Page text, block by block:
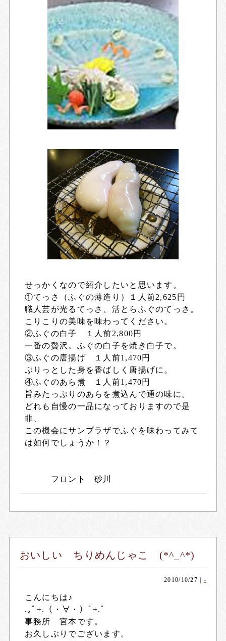
せっかくなので紹介したいと思います。
①てっさ（ふぐの薄造り）１人前2,625円
職人芸が光るてっさ、活とらふぐのてっさ。
こりこりの美味を味わってください。
②ふぐの白子 １人前2,800円
一番の贅沢。ふぐの白子を焼き白子で。
③ふぐの唐揚げ １人前1,470円
ぶりっとした身を香ばしく唐揚げに。
④ふぐのあら煮 １人前1,470円
旨みたっぷりのあらを煮込んで通の味に。
どれも自慢の一品になっておりますので是
非、
この機会にサンプラザでふぐを味わってみて
は如何でしょうか！？
フロント 砂川
おいしい ちりめんじゃこ (*^_^*)
2010/10/27 -
こんにちは♪
.｡ﾟ+.（・∀・）ﾟ+.ﾟ
事務所 宮本です。
お久しぶりでございます。